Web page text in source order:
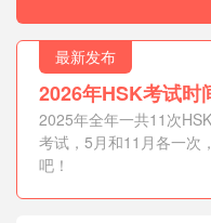
最新发布
2026年HSK考试时
2025年全年一共11次
考试，5月和11月各一次
吧！